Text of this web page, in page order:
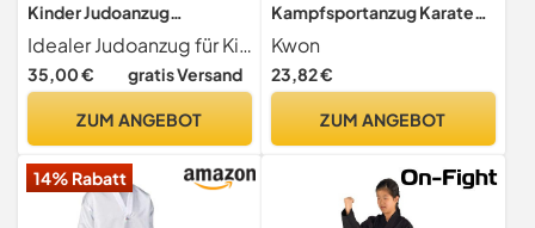
Kinder Judoanzug
Kampfsport Anzug inkl
Gürtel [Ausrüster der
deutschen
Gummizug & Schnürbund an
Stoffdichte] weiß
Idealer Judoanzug für Kinder - Einsteigermodell bereits mit hochwertiger Reiskornwebung und 190gr m Stoffdichte. Alles in einem Paket - Judoanzug besteht aus Judoanzugjacke, Hose und Gürtel
35,00 € gratis Versand
ZUM ANGEBOT
Kampfsportanzug Karatea
Shadow, schwarz, 130 cm,
551101130
Kwon
23,82 €
ZUM ANGEBOT
14% Rabatt